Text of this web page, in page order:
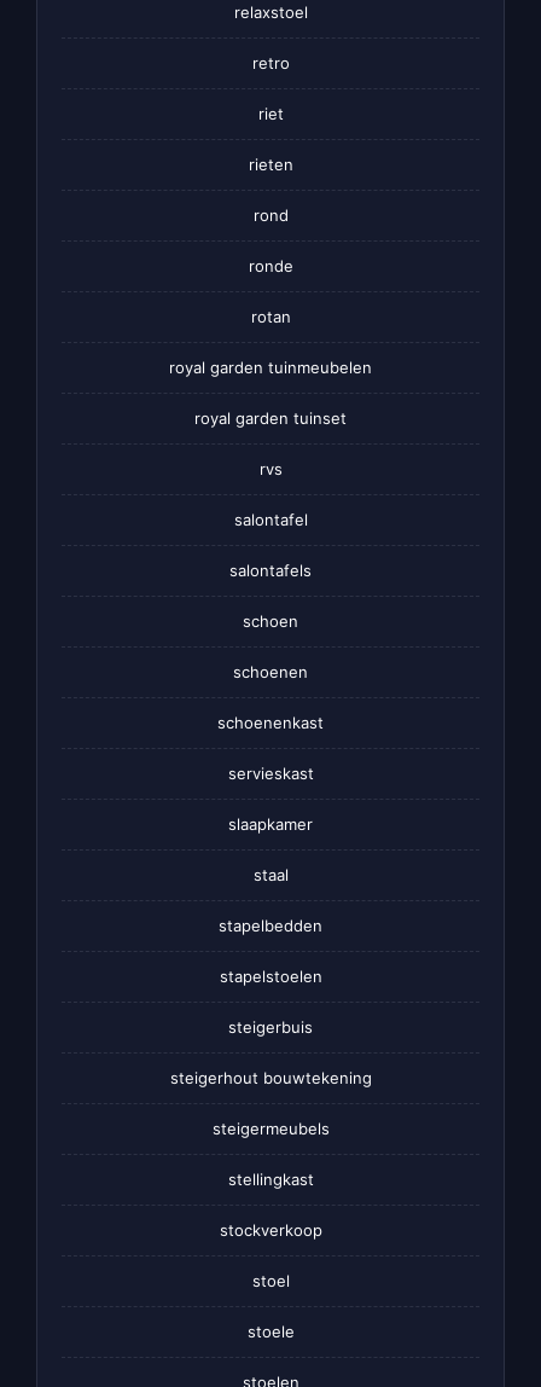
relaxstoel
retro
riet
rieten
rond
ronde
rotan
royal garden tuinmeubelen
royal garden tuinset
rvs
salontafel
salontafels
schoen
schoenen
schoenenkast
servieskast
slaapkamer
staal
stapelbedden
stapelstoelen
steigerbuis
steigerhout bouwtekening
steigermeubels
stellingkast
stockverkoop
stoel
stoele
stoelen